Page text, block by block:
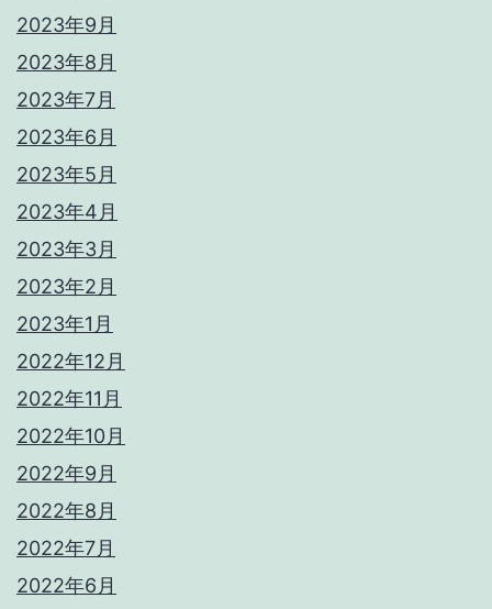
2023年9月
2023年8月
2023年7月
2023年6月
2023年5月
2023年4月
2023年3月
2023年2月
2023年1月
2022年12月
2022年11月
2022年10月
2022年9月
2022年8月
2022年7月
2022年6月